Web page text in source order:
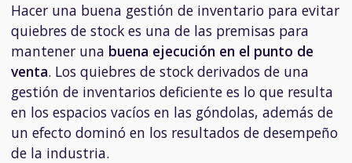
Hacer una buena gestión de inventario para evitar
quiebres de stock es una de las premisas para
mantener una buena ejecución en el punto de
venta. Los quiebres de stock derivados de una
gestión de inventarios deficiente es lo que resulta
en los espacios vacíos en las góndolas, además de
un efecto dominó en los resultados de desempeño
de la industria.